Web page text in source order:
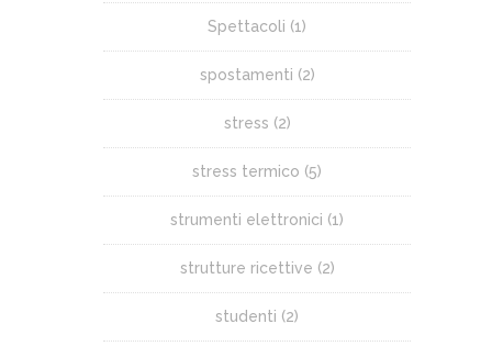
Spettacoli (1)
spostamenti (2)
stress (2)
stress termico (5)
strumenti elettronici (1)
strutture ricettive (2)
studenti (2)